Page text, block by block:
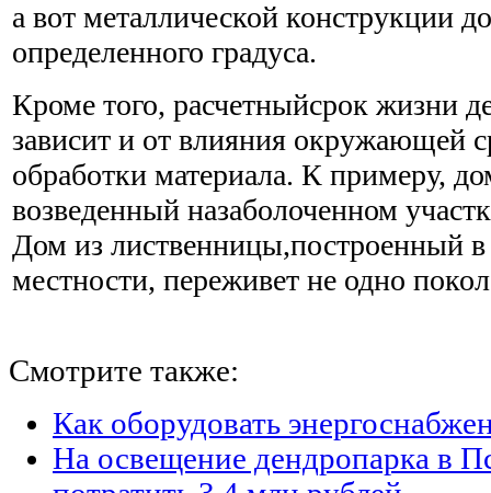
а вот металлической конструкции
определенного градуса.
Кроме того, расчетныйсрок жизни
зависит и от влияния окружающей
обработки материала. К примеру,
возведенный назаболоченном
Дом из лиственницы,построенный в
местности, переживет не одно
Смотрите также:
Как оборудовать
На освещение дендропарка в